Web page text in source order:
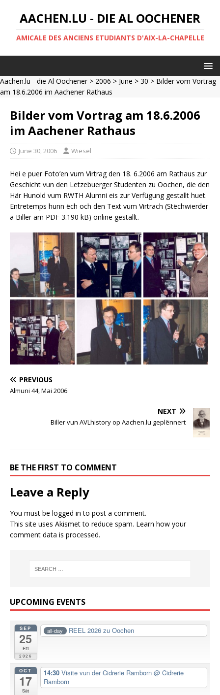
AACHEN.LU - DIE AL OOCHENER
AMICALE DES ANCIENS ETUDIANTS D'AIX-LA-CHAPELLE
Aachen.lu - die Al Oochener> 2006 > June > 30 > Bilder vom Vortrag
am 18.6.2006 im Aachener Rathaus
Bilder vom Vortrag am 18.6.2006
im Aachener Rathaus
June 30, 2006 Wiesel
Hei e puer Foto’en vum Virtrag den 18. 6.2006 am Rathaus zur
Geschicht vun den Letzebuerger Studenten zu Oochen, die den
Här Hunold vum RWTH Alumni eis zur Verfügung gestallt huet.
Entretemps hunn ëch och den Text vum Virtrach (Stëchwierder
a Biller am PDF 3.190 kB) online gestallt.
PREVIOUS
Almuni 44, Mai 2006
NEXT
Biller vun AVLhistory op Aachen.lu geplënnert
BE THE FIRST TO COMMENT
Leave a Reply
You must be logged in to post a comment.
This site uses Akismet to reduce spam. Learn how your
comment data is processed.
UPCOMING EVENTS
SEP
25
Fri
2026
all-day REEL 2026 zu Oochen
OCT
17
Sat
14:30 Visite vun der Cidrerie Ramborn @ Cidrerie
Ramborn